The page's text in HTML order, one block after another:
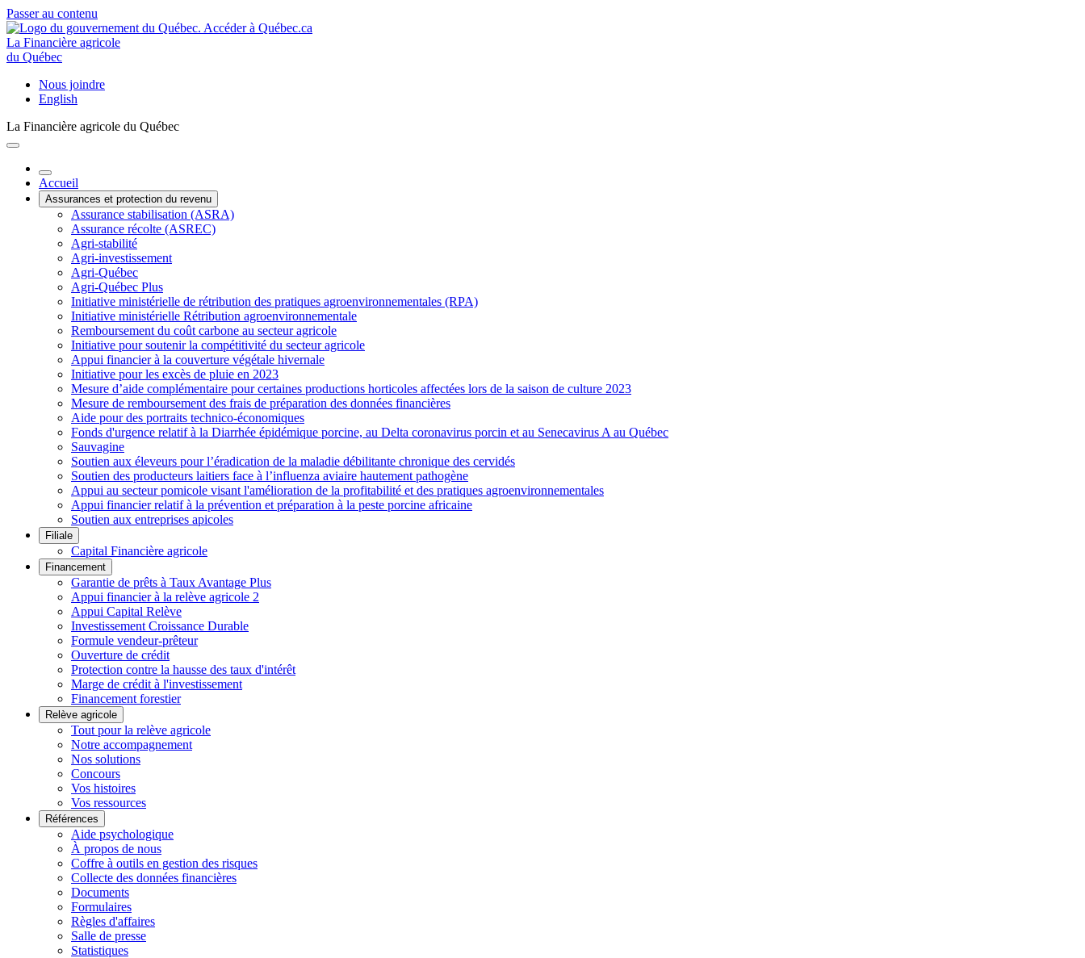
Passer au contenu
La Financière agricole
du Québec
Nous joindre
English
La Financière agricole du Québec
Accueil
Assurances et protection du revenu
Assurance stabilisation (ASRA)
Assurance récolte (ASREC)
Agri-stabilité
Agri-investissement
Agri-Québec
Agri-Québec Plus
Initiative ministérielle de rétribution des pratiques agroenvironnementales (RPA)
Initiative ministérielle Rétribution agroenvironnementale
Remboursement du coût carbone au secteur agricole
Initiative pour soutenir la compétitivité du secteur agricole
Appui financier à la couverture végétale hivernale
Initiative pour les excès de pluie en 2023
Mesure d’aide complémentaire pour certaines productions horticoles affectées lors de la saison de culture 2023
Mesure de remboursement des frais de préparation des données financières
Aide pour des portraits technico-économiques
Fonds d'urgence relatif à la Diarrhée épidémique porcine, au Delta coronavirus porcin et au Senecavirus A au Québec
Sauvagine
Soutien aux éleveurs pour l’éradication de la maladie débilitante chronique des cervidés
Soutien des producteurs laitiers face à l’influenza aviaire hautement pathogène
Appui au secteur pomicole visant l'amélioration de la profitabilité et des pratiques agroenvironnementales
Appui financier relatif à la prévention et préparation à la peste porcine africaine
Soutien aux entreprises apicoles
Filiale
Capital Financière agricole
Financement
Garantie de prêts à Taux Avantage Plus
Appui financier à la relève agricole 2
Appui Capital Relève
Investissement Croissance Durable
Formule vendeur-prêteur
Ouverture de crédit
Protection contre la hausse des taux d'intérêt
Marge de crédit à l'investissement
Financement forestier
Relève agricole
Tout pour la relève agricole
Notre accompagnement
Nos solutions
Concours
Vos histoires
Vos ressources
Références
Aide psychologique
À propos de nous
Coffre à outils en gestion des risques
Collecte des données financières
Documents
Formulaires
Règles d'affaires
Salle de presse
Statistiques